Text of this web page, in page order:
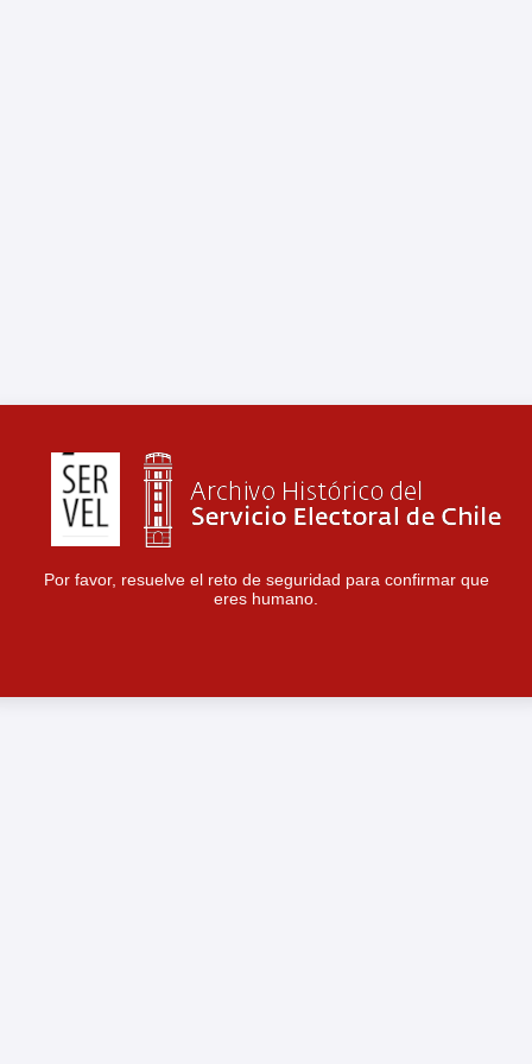
Por favor, resuelve el reto de seguridad para confirmar que
eres humano.